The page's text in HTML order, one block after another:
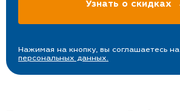
Нажимая на кнопку, вы соглашаетесь на
персональных данных.